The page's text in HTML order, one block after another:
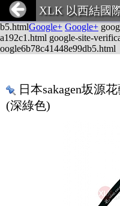
google-site-verification:
le+ Google+Google+google-
b5.htmlGoogle+ Google+
a192c1.html google-site-
oogle6b78c41448e99db5.html
XLK 以西結國
日本sakagen坂源
(深綠色)